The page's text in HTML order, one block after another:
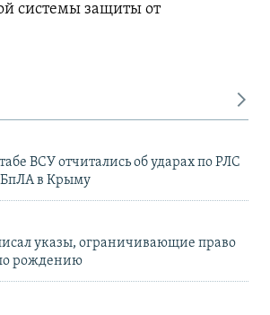
системы защиты от
ВСУ отчитались об ударах по РЛС
БпЛА в Крыму
указы, ограничивающие право
рождению